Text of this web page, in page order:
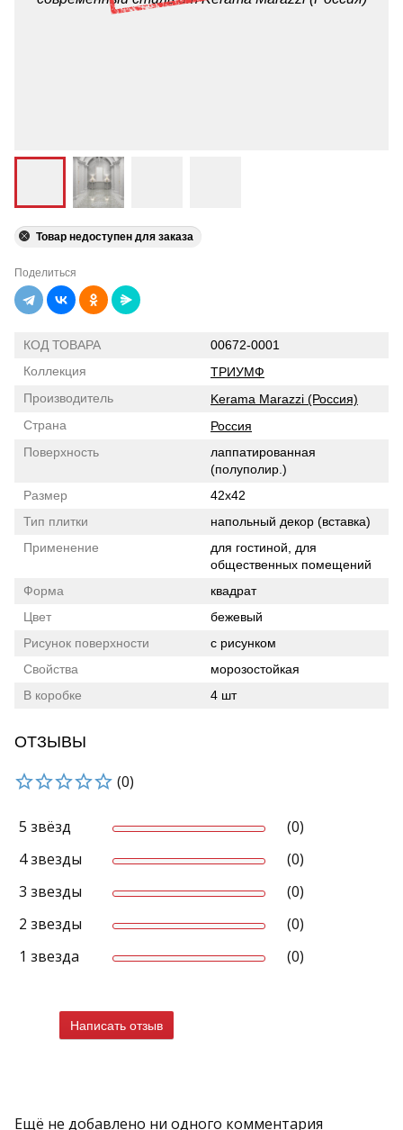
Товар недоступен для заказа
Поделиться
КОД ТОВАРА
00672-0001
Коллекция
ТРИУМФ
Производитель
Kerama Marazzi (Россия)
Страна
Россия
Поверхность
лаппатированная
(полуполир.)
Размер
42x42
Тип плитки
напольный декор (вставка)
Применение
для гостиной, для
общественных помещений
Форма
квадрат
Цвет
бежевый
Рисунок поверхности
с рисунком
Свойства
морозостойкая
В коробке
4 шт
ОТЗЫВЫ
(0)
5 звёзд
(0)
4 звезды
(0)
3 звезды
(0)
2 звезды
(0)
1 звезда
(0)
Написать отзыв
Ещё не добавлено ни одного комментария